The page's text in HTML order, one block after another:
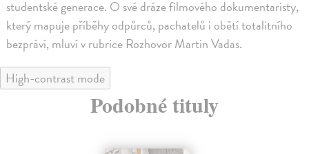
studentské generace. O své dráze filmového dokumentaristy,
který mapuje příběhy odpůrců, pachatelů i obětí totalitního
bezpráví, mluví v rubrice Rozhovor Martin Vadas.
High-contrast mode
Podobné tituly